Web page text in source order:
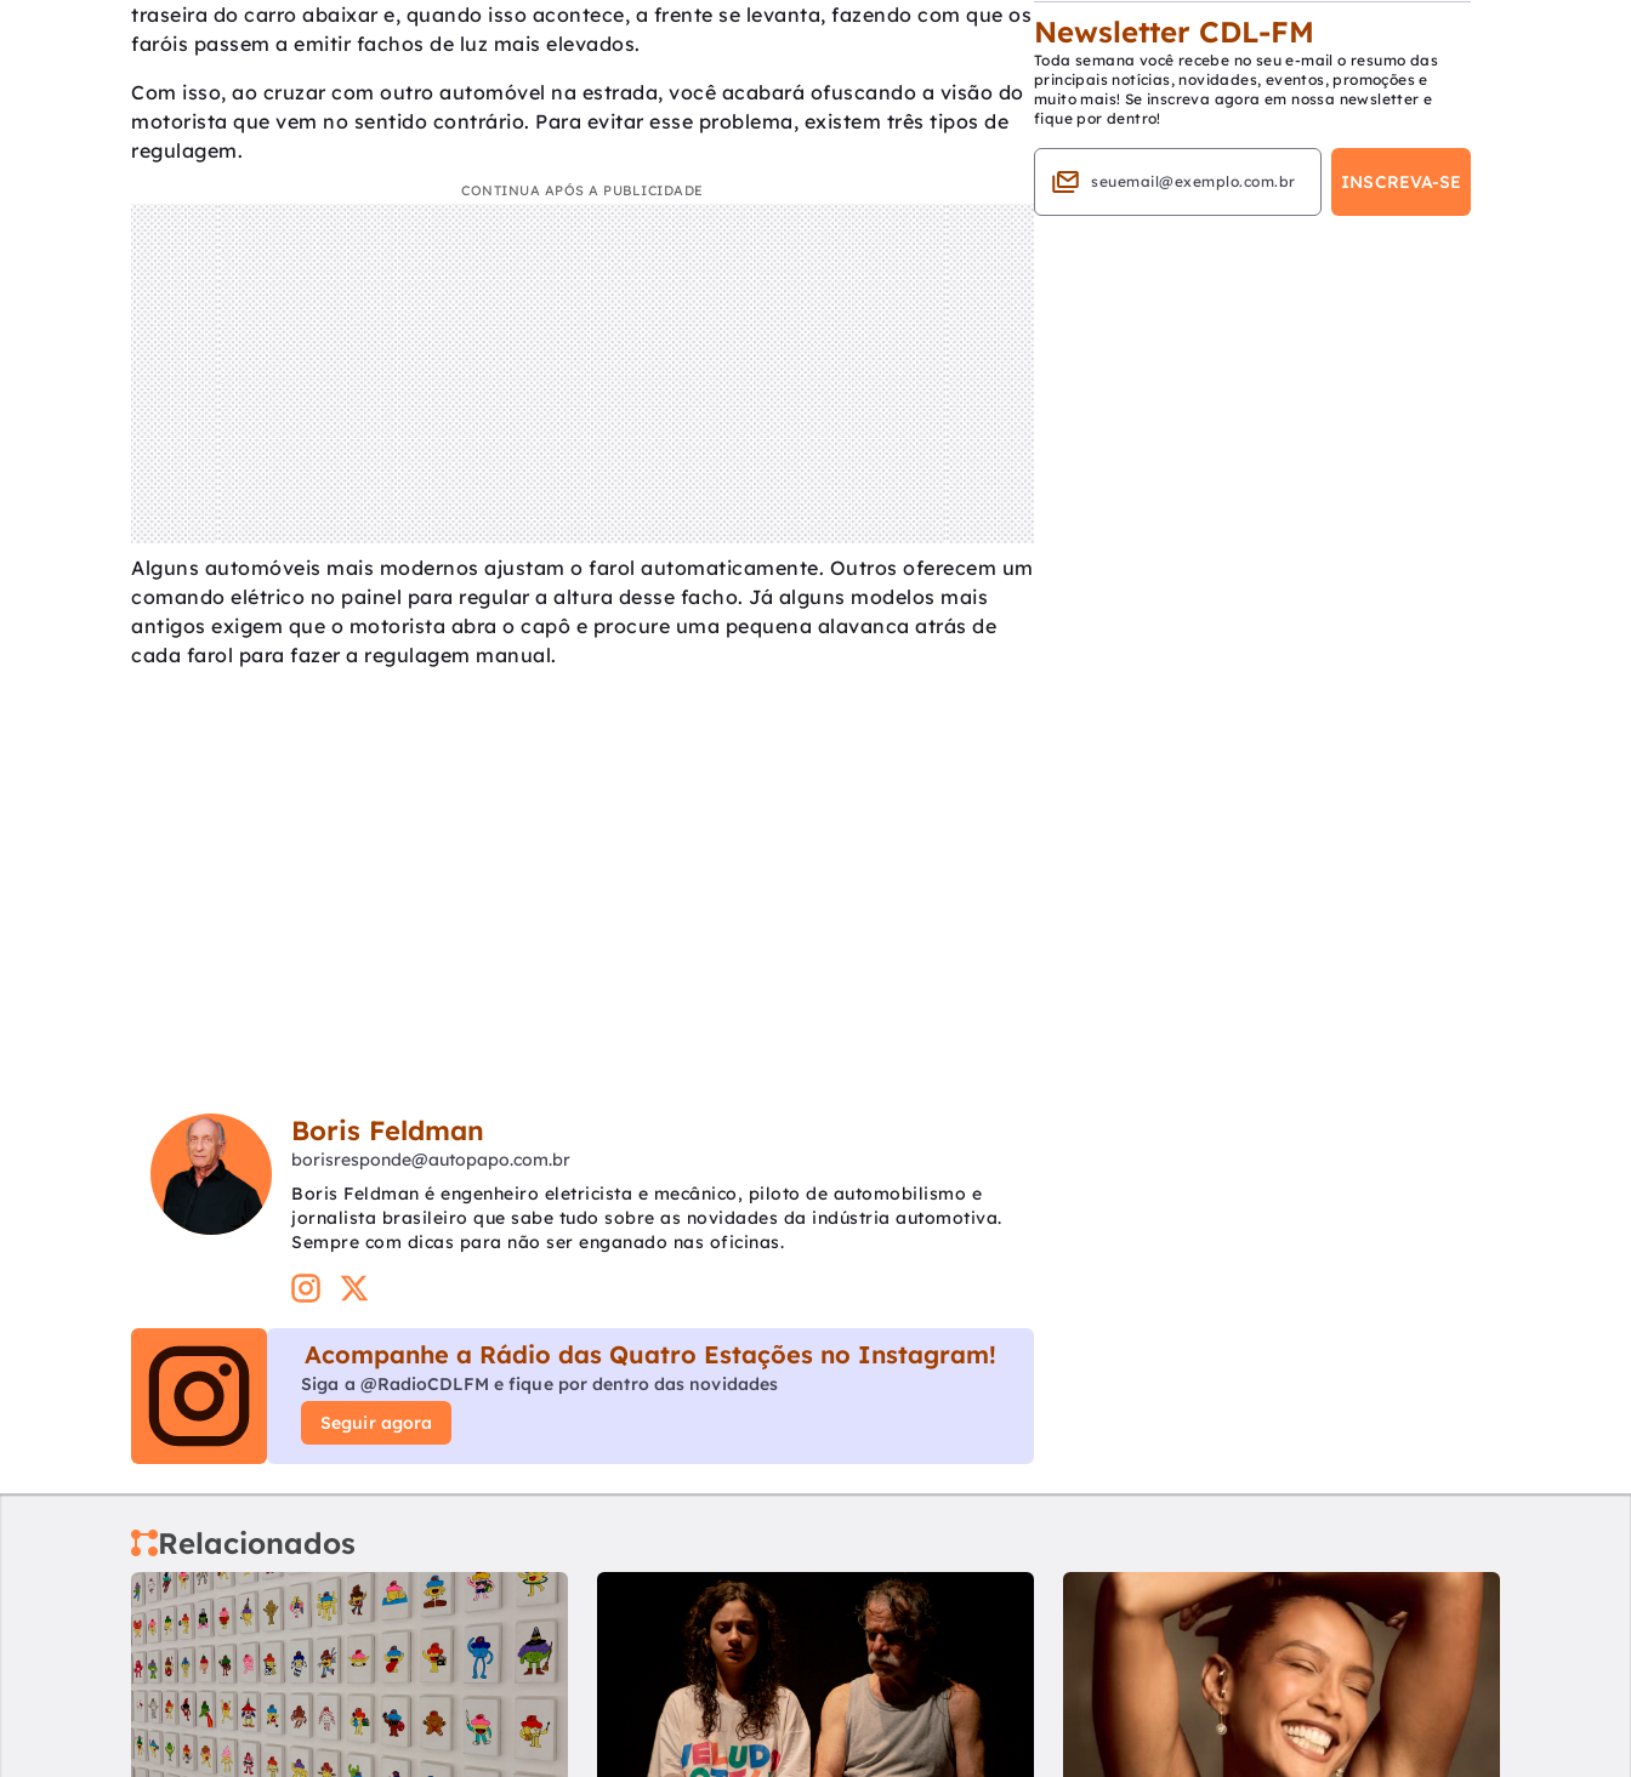
traseira do carro abaixar e, quando isso acontece, a frente se levanta, fazendo com que os
faróis passem a emitir fachos de luz mais elevados.
Com isso, ao cruzar com outro automóvel na estrada, você acabará ofuscando a visão do
motorista que vem no sentido contrário. Para evitar esse problema, existem três tipos de
regulagem.
CONTINUA APÓS A PUBLICIDADE
Alguns automóveis mais modernos ajustam o farol automaticamente. Outros oferecem um
comando elétrico no painel para regular a altura desse facho. Já alguns modelos mais
antigos exigem que o motorista abra o capô e procure uma pequena alavanca atrás de
cada farol para fazer a regulagem manual.
Boris Feldman
borisresponde@autopapo.com.br
Boris Feldman é engenheiro eletricista e mecânico, piloto de automobilismo e
jornalista brasileiro que sabe tudo sobre as novidades da indústria automotiva.
Sempre com dicas para não ser enganado nas oficinas.
Acompanhe a Rádio das Quatro Estações no Instagram!
Siga a @RadioCDLFM e fique por dentro das novidades
Seguir agora
Newsletter CDL-FM
Toda semana você recebe no seu e-mail o resumo das
principais notícias, novidades, eventos, promoções e
muito mais! Se inscreva agora em nossa newsletter e
fique por dentro!
Relacionados